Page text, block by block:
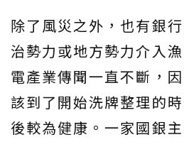
除了風災之外，也有銀
治勢力或地方勢力介入
電產業傳聞一直不斷，
該到了開始洗牌整理的
後較為健康。一家國銀